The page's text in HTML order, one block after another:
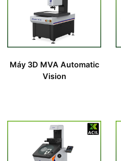
Máy 3D MVA Automatic
Vision